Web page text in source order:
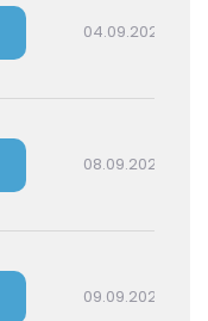
04.09.2026 16:00
08.09.2026 16:00
09.09.2026 14:30